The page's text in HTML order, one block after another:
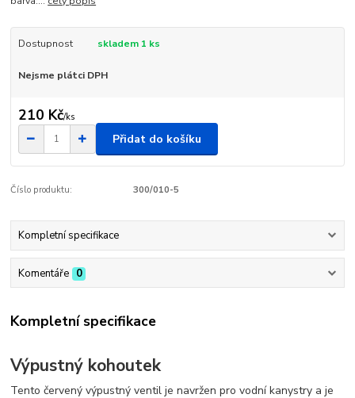
Dostupnost skladem 1 ks
Nejsme plátci DPH
210 Kč/ks
Přidat do košíku
Číslo produktu: 300/010-5
Kompletní specifikace
Komentáře 0
Kompletní specifikace
Výpustný kohoutek
Tento červený výpustný ventil je navržen pro vodní kanystry a je